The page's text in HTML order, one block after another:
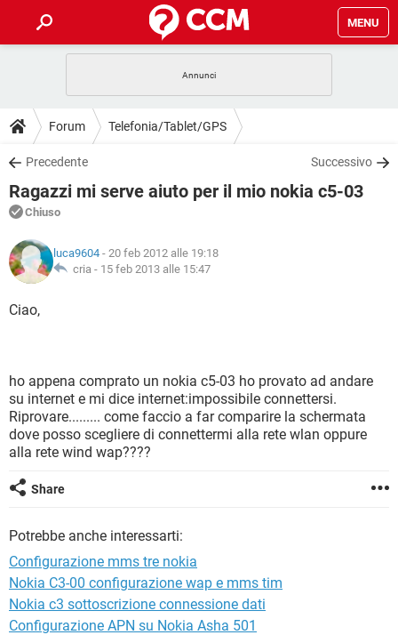
MENU
INTRATTENIMENTO ANDROID
iOS
INSTAGRAM WHATSAPP
TIKTOK
HARDWARE
GUIDE
COVID-19 GAMING
iOS
INSTAGRAM
TIKTOK
DOWNLOAD
COVID-19 GAMING
INTRATTENIMENTO
iOS WINDOWS 10
INSTAGRAM
TIKTOK
FORUM
COVID-19
INTRATTENIMENTO
HARDWARE
GLOSSARIO
COVID-19
INTRATTENIMENTO
WHATSAPP
TIKTOK FACEBOOK
HARDWARE
Forum Telefonia/Tablet/GPS
Precedente Successivo
Ragazzi mi serve aiuto per il mio nokia c5-03
Chiuso
luca9604 - 20 feb 2012 alle 19:18
cria - 15 feb 2013 alle 15:47
Ciao,
ho appena comprato un nokia c5-03 ho provato ad andare
su internet e mi dice internet:impossibile connettersi.
Riprovare......... come faccio a far comparire la schermata
dove posso scegliere di connettermi alla rete wlan oppure
alla rete wind wap????
Share
Potrebbe anche interessarti:
Configurazione mms tre nokia
Nokia C3-00 configurazione wap e mms tim
Nokia c3 sottoscrizione connessione dati
Configurazione APN su Nokia Asha 501